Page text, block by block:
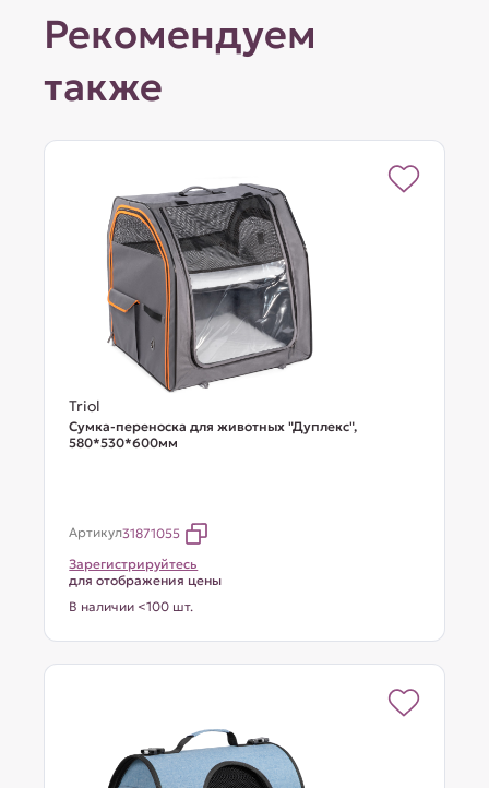
Рекомендуем
также
Triol
Сумка-переноска для животных "Дуплекс",
580*530*600мм
Артикул31871055
Зарегистрируйтесь
для отображения цены
В наличии <100 шт.